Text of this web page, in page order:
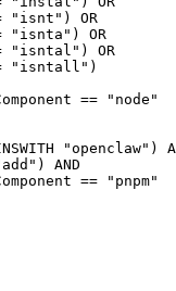
"isnt") OR
"isnta") OR
"isntal") OR
"isntall")
== "node"
"openclaw")
AND
== "pnpm"